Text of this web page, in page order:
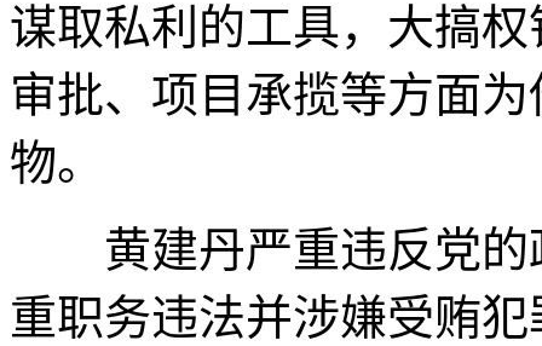
谋取私利的工具，大搞
审批、项目承揽等方面
物。
黄建丹严重违反党的
重职务违法并涉嫌受贿